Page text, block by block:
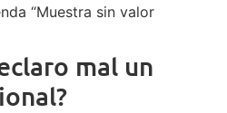
“Muestra sin valor
mal un